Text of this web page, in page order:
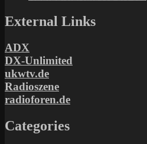
External Links
ADX
DX-Unlimited
ukwtv.de
Radioszene
radioforen.de
Categories